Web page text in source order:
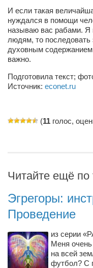
И если такая
нуждался в помощи
называю вас рабами. Я
людям, то
духовным
важно.
Подготовила текст;
Источник: econet.ru
(11 голос,
Читайте ещё по
Эгрегоры:
Проведение
из серии
Меня
на всей
футбол? С